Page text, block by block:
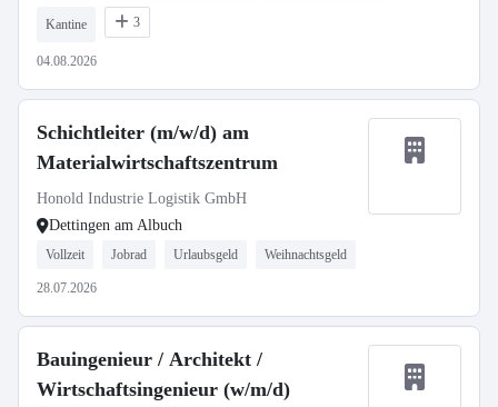
Kantine 3
04.08.2026
Schichtleiter (m/w/d) am
Materialwirtschaftszentrum
Honold Industrie Logistik GmbH
Dettingen am Albuch
Vollzeit Jobrad Urlaubsgeld Weihnachtsgeld
28.07.2026
Bauingenieur / Architekt /
Wirtschaftsingenieur (w/m/d)